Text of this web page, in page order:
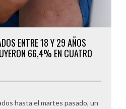
ENTRE 18 Y 29 AÑOS
66,4% EN CUATRO
hasta el martes pasado, un